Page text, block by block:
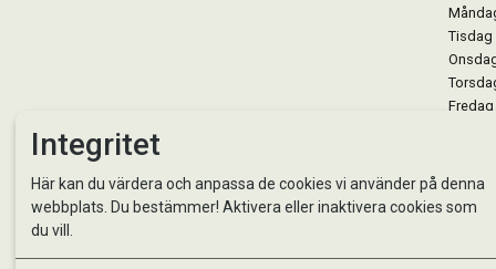
Tisdag
Fredag
Integritet
Här kan du värdera och anpassa de cookies vi använder på denna
webbplats. Du bestämmer! Aktivera eller inaktivera cookies som
du vill.